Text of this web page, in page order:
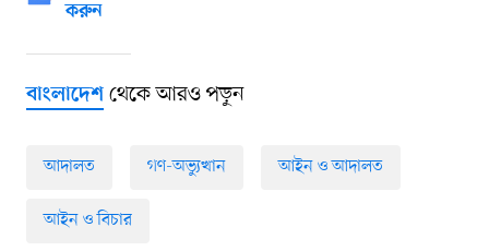
করুন
বাংলাদেশথেকে আরও পড়ুন
আদালত গণ-অভ্যুত্থান আইন ও আদালত
আইন ও বিচার